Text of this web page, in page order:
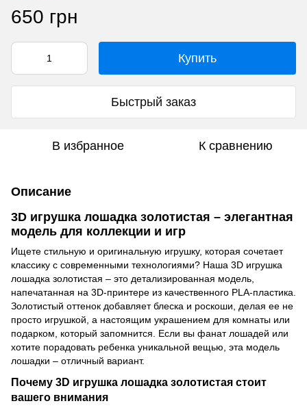
650 грн
Купить
Быстрый заказ
В избранное К сравнению
Описание
3D игрушка лошадка золотистая – элегантная
модель для коллекции и игр
Ищете стильную и оригинальную игрушку, которая сочетает
классику с современными технологиями? Наша 3D игрушка
лошадка золотистая – это детализированная модель,
напечатанная на 3D-принтере из качественного PLA-пластика.
Золотистый оттенок добавляет блеска и роскоши, делая ее не
просто игрушкой, а настоящим украшением для комнаты или
подарком, который запомнится. Если вы фанат лошадей или
хотите порадовать ребенка уникальной вещью, эта модель
лошадки – отличный вариант.
Почему 3D игрушка лошадка золотистая стоит
вашего внимания